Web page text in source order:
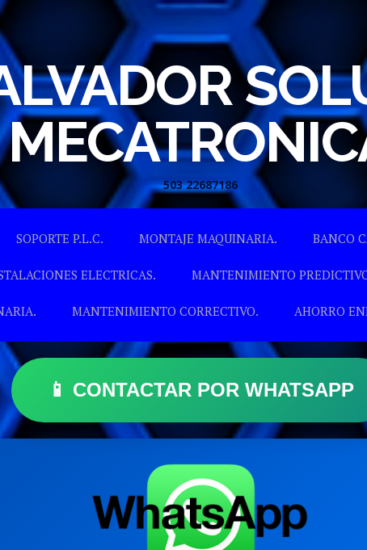
503 22687186
Skip to content
SOPORTE P.L.C. MONTAJE MAQUINARIA. BANCO
ELECTRICAS. MANTENIMIENTO
MANTENIMIENTO CORRECTIVO. AHORRO
📱 CONTACTAR POR WHATSAPP